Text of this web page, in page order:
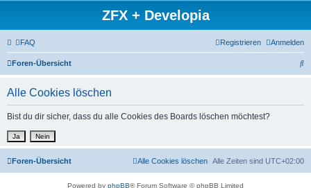
ZFX + Developia
FAQ Anmelden
Registrieren
Foren-Übersicht
S
Alle Cookies löschen
Bist du dir sicher, dass du alle Cookies des Boards löschen möchtest?
Foren-Übersicht Alle Zeiten sind UTC+02:00
Alle Cookies löschen
Powered by phpBB® Forum Software © phpBB Limited